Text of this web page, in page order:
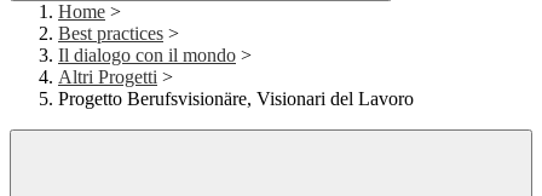
Home >
Best practices >
Il dialogo con il mondo >
Altri Progetti >
Progetto Berufsvisionäre, Visionari del Lavoro